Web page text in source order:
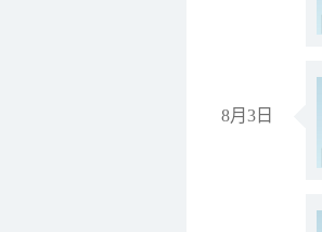
8月3日